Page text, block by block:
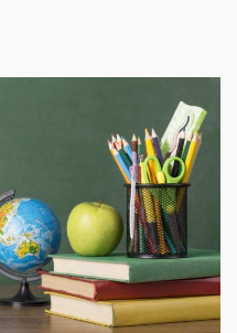
на ослободувањето на